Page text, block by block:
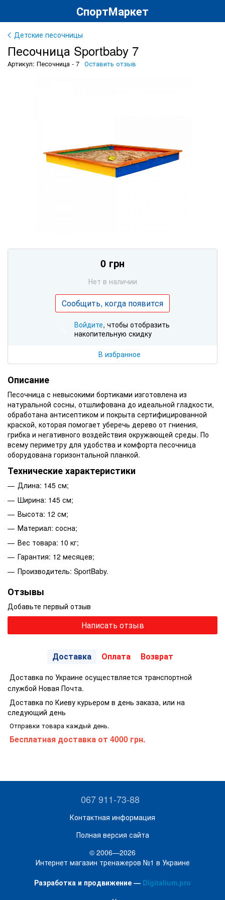
СпортМаркет
Детские песочницы
Песочница Sportbaby 7
Артикул: Песочница - 7 Оставить отзыв
0 грн
Нет в наличии
Сообщить, когда появится
Войдите, чтобы отобразить
накопительную скидку
В избранное
Описание
Песочница с невысокими бортиками изготовлена из
натуральной сосны, отшлифована до идеальной гладкости,
обработана антисептиком и покрыта сертифицированной
краской, которая помогает уберечь дерево от гниения,
грибка и негативного воздействия окружающей среды. По
всему периметру для удобства и комфорта песочница
оборудована горизонтальной планкой.
Технические характеристики
Длина: 145 см;
Ширина: 145 см;
Высота: 12 см;
Материал: сосна;
Вес товара: 10 кг;
Гарантия: 12 месяцев;
Производитель: SportBaby.
Отзывы
Добавьте первый отзыв
Написать отзыв
Доставка Оплата Возврат
Доставка по Украине осуществляется транспортной
службой Новая Почта.
Доставка по Киеву курьером в день заказа, или на
следующий день
Отправки товара каждый день.
Бесплатная доставка от 4000 грн.
067 911-73-88
Контактная информация
Полная версия сайта
© 2006—2026
Интернет магазин тренажеров №1 в Украине
Разработка и продвижение — Digitalium.pro